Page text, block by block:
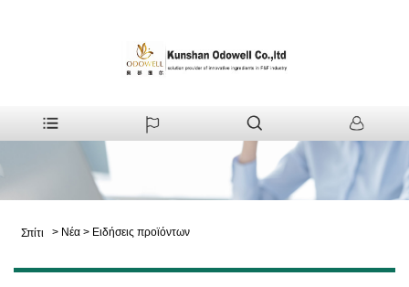
Σπίτι > Νέα > Ειδήσεις προϊόντων